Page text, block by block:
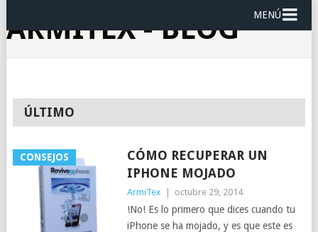
ARMITEX - BLOG MENÚ
ÚLTIMO
CONSEJOS
CÓMO RECUPERAR UN
IPHONE MOJADO
ArmiTex octubre 29, 2014
!No! Es lo primero que dices cuando tu
iPhone se ha mojado, y es que este es